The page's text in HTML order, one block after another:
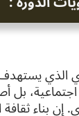
يستهدف
بل
بناء